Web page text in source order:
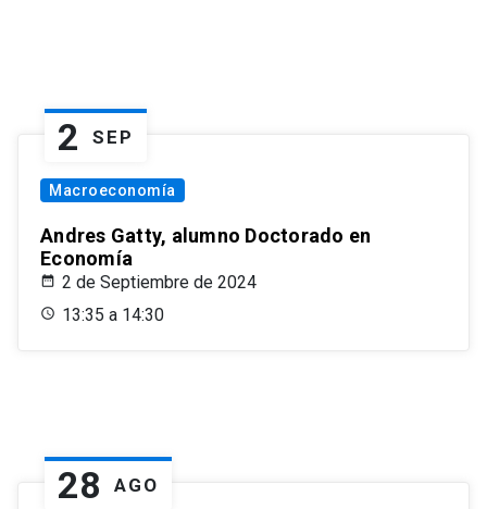
2 SEP
Macroeconomía
Andres Gatty, alumno Doctorado en
Economía
2 de Septiembre de 2024
13:35 a 14:30
28 AGO